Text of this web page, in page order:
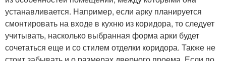
устанавливается. Например, если арку планируется
смонтировать на входе в кухню из коридора, то следует
учитывать, насколько выбранная форма арки будет
сочетаться еще и со стилем отделки коридора. Также не